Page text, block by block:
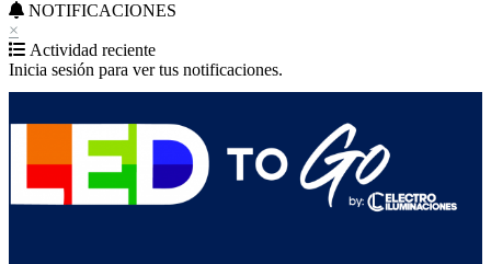
NOTIFICACIONES
×
Actividad reciente
Inicia sesión para ver tus notificaciones.